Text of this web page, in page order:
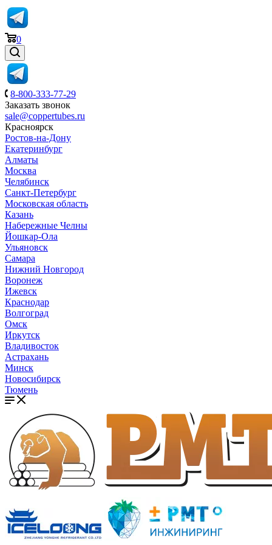
0
8-800-333-77-29
Заказать звонок
sale@coppertubes.ru
Красноярск
Ростов-на-Дону
Екатеринбург
Алматы
Москва
Челябинск
Санкт-Петербург
Московская область
Казань
Набережные Челны
Йошкар-Ола
Ульяновск
Самара
Нижний Новгород
Воронеж
Ижевск
Краснодар
Волгоград
Омск
Иркутск
Владивосток
Астрахань
Минск
Новосибирск
Тюмень